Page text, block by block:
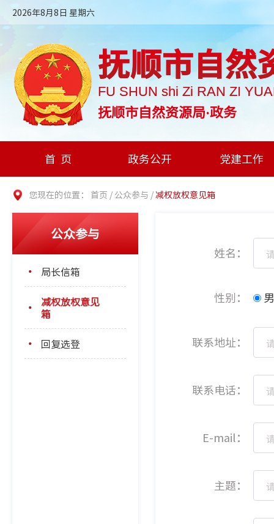
2026年8月8日 星期六
抚顺市自然
FU SHUN shi Zi RAN ZI
抚顺市自然资源局·政务
首页 政务公开 党建工作
您现在的位置： 首页 / 公众参与 /减权放权意见箱
公众参与
局长信箱
减权放权意见
箱
回复选登
姓名：
性别： 男
联系地址：
联系电话：
E-mail：
主题：